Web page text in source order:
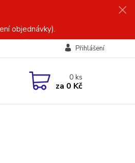
objednávky).
Přihlášení
0ks
za 0 Kč